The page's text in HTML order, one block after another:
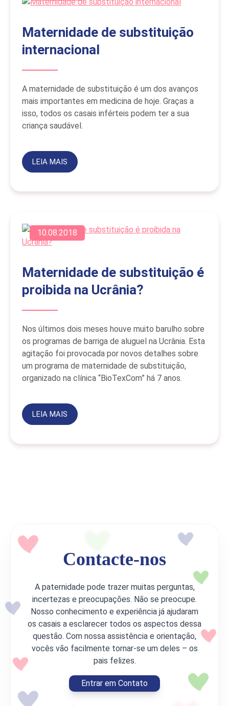
Maternidade de substituição
internacional
A maternidade de substituição é um dos avanços
mais importantes em medicina de hoje. Graças a
isso, todos os casais inférteis podem ter a sua
criança saudável.
LEIA MAIS
10.08.2018
Maternidade de substituição é
proibida na Ucrânia?
Nos últimos dois meses houve muito barulho sobre
os programas de barriga de aluguel na Ucrânia. Esta
agitação foi provocada por novos detalhes sobre
um programa de maternidade de substituição,
organizado na clínica “BioTexCom” há 7 anos.
LEIA MAIS
Contacte-nos
A paternidade pode trazer muitas perguntas,
incertezas e preocupações. Não se preocupe.
Nosso conhecimento e experiência já ajudaram
os casais a esclarecer todos os aspectos dessa
questão. Com nossa assistência e orientação,
vocês vão facilmente tornar-se um deles – os
pais felizes.
Entrar em Contato